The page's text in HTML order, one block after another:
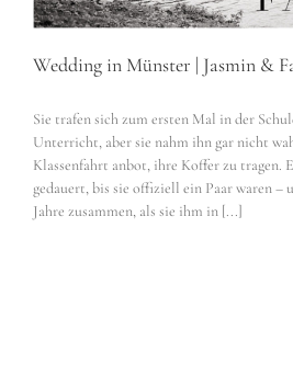
Wedding in Münster | Jasmin &
Sie trafen sich zum ersten Mal in der
Unterricht, aber sie nahm ihn gar nicht
Klassenfahrt anbot, ihre Koffer zu tragen.
gedauert, bis sie offiziell ein Paar waren –
Jahre zusammen, als sie ihm in [...]